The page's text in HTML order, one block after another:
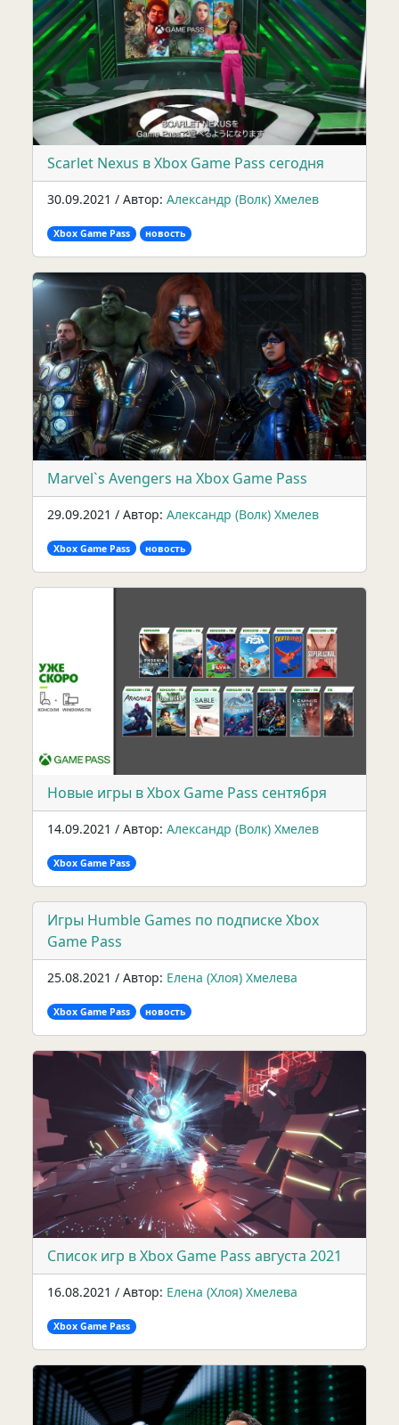
Scarlet Nexus в Xbox Game Pass сегодня
30.09.2021 / Автор: Александр (Волк) Хмелев
Xbox Game Pass новость
Marvel`s Avengers на Xbox Game Pass
29.09.2021 / Автор: Александр (Волк) Хмелев
Xbox Game Pass новость
Новые игры в Xbox Game Pass сентября
14.09.2021 / Автор: Александр (Волк) Хмелев
Xbox Game Pass
Игры Humble Games по подписке Xbox
Game Pass
25.08.2021 / Автор: Елена (Хлоя) Хмелева
Xbox Game Pass новость
Список игр в Xbox Game Pass августа 2021
16.08.2021 / Автор: Елена (Хлоя) Хмелева
Xbox Game Pass